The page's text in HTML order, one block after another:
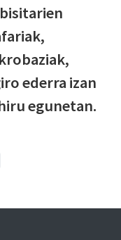
ederra izan
egunetan.